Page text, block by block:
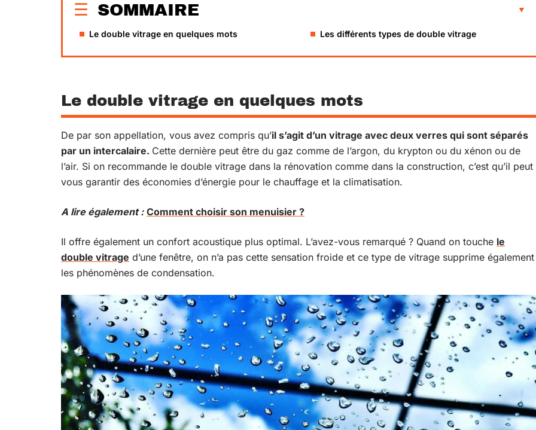
SOMMAIRE
Le double vitrage en quelques mots Les différents types de double vitrage
Le double vitrage en quelques mots
De par son appellation, vous avez compris qu’il s’agit d’un vitrage avec deux verres qui sont séparés
par un intercalaire. Cette dernière peut être du gaz comme de l’argon, du krypton ou du xénon ou de
l’air. Si on recommande le double vitrage dans la rénovation comme dans la construction, c’est qu’il peut
vous garantir des économies d’énergie pour le chauffage et la climatisation.
A lire également : Comment choisir son menuisier ?
Il offre également un confort acoustique plus optimal. L’avez-vous remarqué ? Quand on touche le
double vitrage d’une fenêtre, on n’a pas cette sensation froide et ce type de vitrage supprime également
les phénomènes de condensation.